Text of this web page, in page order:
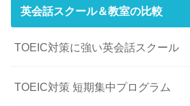
英会話スクール＆教室の比較
TOEIC対策に強い英会話スクール
TOEIC対策 短期集中プログラム